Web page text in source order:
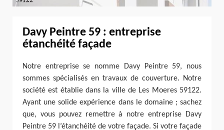
Davy Peintre 59 : entreprise
étanchéité façade
Notre entreprise se nomme Davy Peintre 59, nous
sommes spécialisés en travaux de couverture. Notre
société est établie dans la ville de Les Moeres 59122.
Ayant une solide expérience dans le domaine ; sachez
que, vous pouvez remettre à notre entreprise Davy
Peintre 59 l’étanchéité de votre façade. Si votre façade